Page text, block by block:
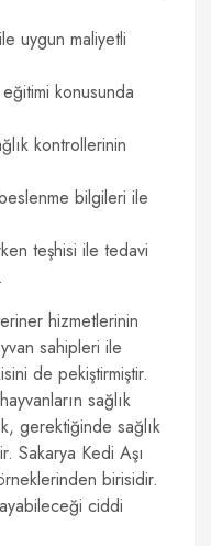
uygun maliyetli
konusunda
kontrollerinin
bilgileri ile
teşhisi ile tedavi
hizmetlerinin
sahipleri ile
de pekiştirmiştir.
sağlık
gerektiğinde sağlık
Sakarya Kedi Aşı
birisidir.
ciddi